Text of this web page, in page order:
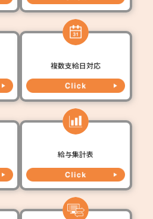
複数支給日対応
給与集計表